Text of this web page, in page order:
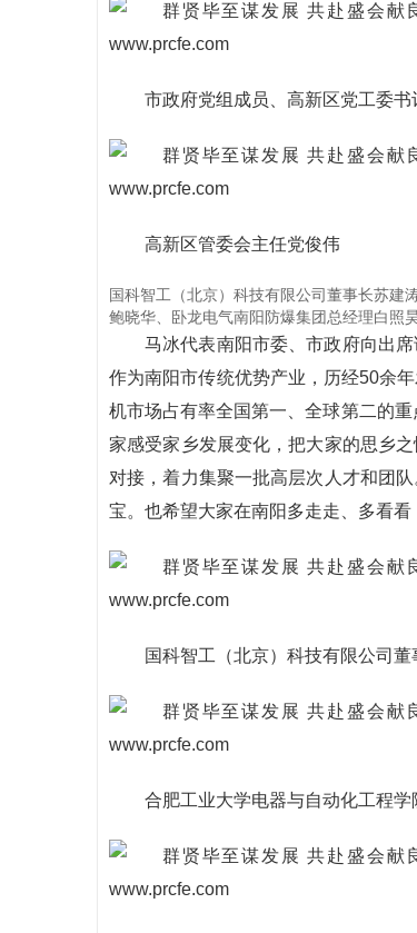
市政府党组成员、高新区党工委书
高新区管委会主任党俊伟
国科智工（北京）科技有限公司董事长苏建
鲍晓华、卧龙电气南阳防爆集团总经理白照
马冰代表南阳市委、市政府向出
作为南阳市传统优势产业，历经50余
机市场占有率全国第一、全球第二的重
家感受家乡发展变化，把大家的思乡
对接，着力集聚一批高层次人才和团
宝。也希望大家在南阳多走走、多看看
国科智工（北京）科技有限公司董
合肥工业大学电器与自动化工程学